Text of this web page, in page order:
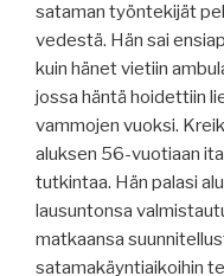
sataman työntekijät
vedestä. Hän sai
kuin hänet vietiin
jossa häntä hoidettiin
vammojen vuoksi.
aluksen 56-vuotiaan
tutkintaa. Hän palasi
lausuntonsa
matkaansa
satamakäyntiaikoihin